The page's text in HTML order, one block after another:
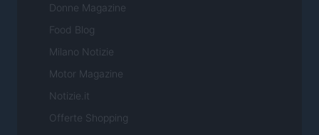
Donne Magazine
Food Blog
Milano Notizie
Motor Magazine
Notizie.it
Offerte Shopping